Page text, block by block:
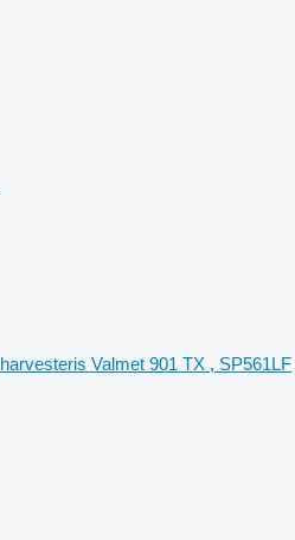
harvesteris Valmet 901 TX , SP561LF